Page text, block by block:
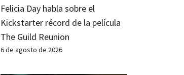
Felicia Day habla sobre el
Kickstarter récord de la película
The Guild Reunion
6 de agosto de 2026